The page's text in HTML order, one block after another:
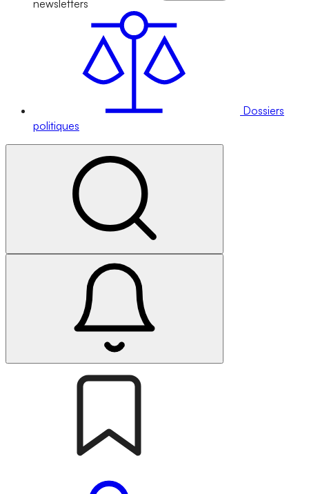
newsletters
Dossiers
politiques